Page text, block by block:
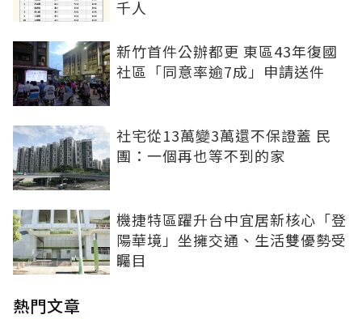
千人
新竹首件公辦都更 東區43年復國
社區「同意率逾7成」申請送件
社宅從13萬變3萬還不保證蓋 民
團：一個再也等不到的家
機捷特區躍升台中宜居新核心「登
陽華境」坐擁交通、生活雙優勢受
矚目
熱門文章